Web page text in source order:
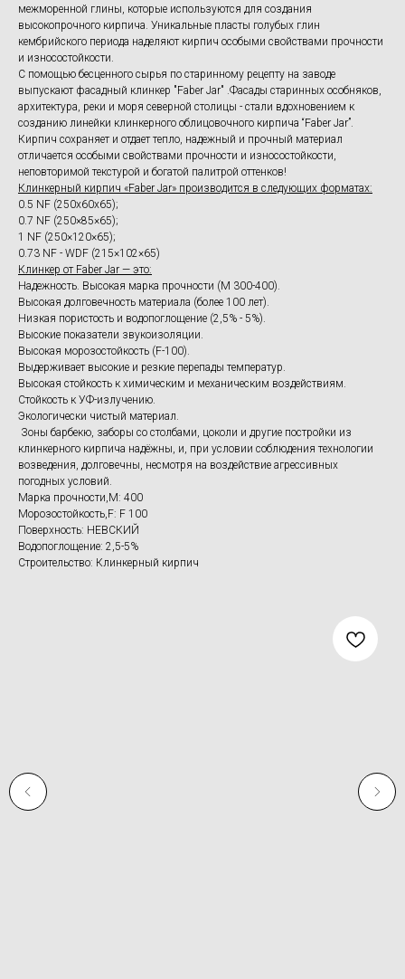
межморенной глины, которые используются для создания
высокопрочного кирпича. Уникальные пласты голубых глин
кембрийского периода наделяют кирпич особыми свойствами прочности
и износостойкости.
С помощью бесценного сырья по старинному рецепту на заводе
выпускают фасадный клинкер "Faber Jar" .Фасады старинных особняков,
архитектура, реки и моря северной столицы - стали вдохновением к
созданию линейки клинкерного облицовочного кирпича “Faber Jar”.
Кирпич сохраняет и отдает тепло, надежный и прочный материал
отличается особыми свойствами прочности и износостойкости,
неповторимой текстурой и богатой палитрой оттенков!
Клинкерный кирпич «Faber Jar» производится в следующих форматах:
0.5 NF (250х60х65);
0.7 NF (250×85×65);
1 NF (250×120×65);
0.73 NF - WDF (215×102×65)
Клинкер от Faber Jar — это:
Надежность. Высокая марка прочности (M 300-400).
Высокая долговечность материала (более 100 лет).
Низкая пористость и водопоглощение (2,5% - 5%).
Высокие показатели звукоизоляции.
Высокая морозостойкость (F-100).
Выдерживает высокие и резкие перепады температур.
Высокая стойкость к химическим и механическим воздействиям.
Стойкость к УФ-излучению.
Экологически чистый материал.
Зоны барбекю, заборы со столбами, цоколи и другие постройки из
клинкерного кирпича надёжны, и, при условии соблюдения технологии
возведения, долговечны, несмотря на воздействие агрессивных
погодных условий.
Марка прочности,M: 400
Морозостойкость,F: F 100
Поверхность: НЕВСКИЙ
Водопоглощение: 2,5-5%
Строительство: Клинкерный кирпич